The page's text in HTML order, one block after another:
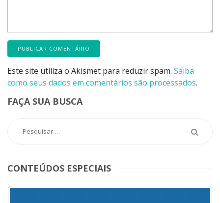
Este site utiliza o Akismet para reduzir spam. Saiba
como seus dados em comentários são processados.
FAÇA SUA BUSCA
CONTEÚDOS ESPECIAIS